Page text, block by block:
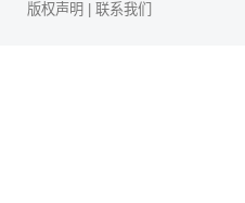
版权声明
联系我们